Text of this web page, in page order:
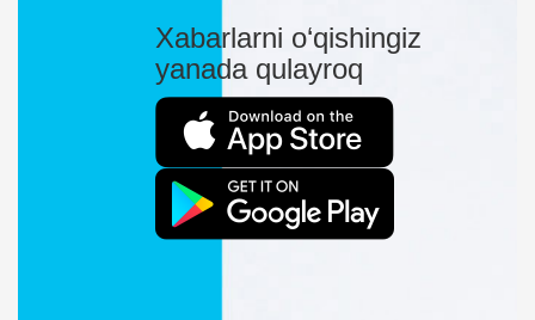
Xabarlarni o‘qishingiz
yanada qulayroq